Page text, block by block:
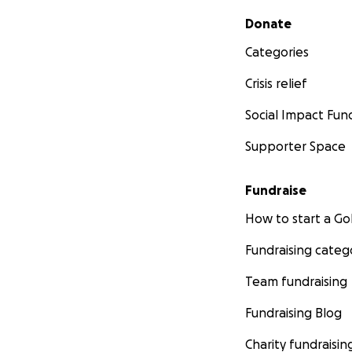
Secondary menu
Donate
Categories
Crisis relief
Social Impact
Supporter Space
Fundraise
How to start a
Fundraising
Team fundraising
Fundraising Blog
Charity